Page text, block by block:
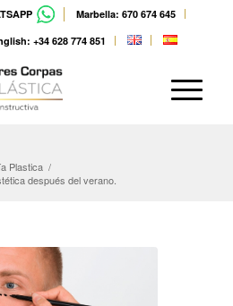
Marbella: 670 674 645
+34 628 774 851
Plastica /
después del verano.